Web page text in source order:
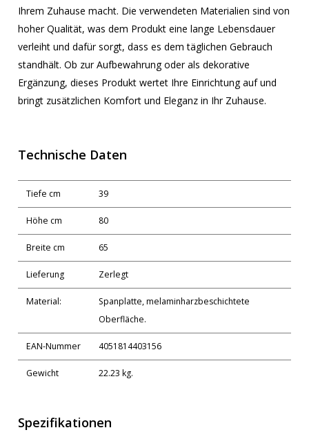
Ihrem Zuhause macht. Die verwendeten Materialien sind von
hoher Qualität, was dem Produkt eine lange Lebensdauer
verleiht und dafür sorgt, dass es dem täglichen Gebrauch
standhält. Ob zur Aufbewahrung oder als dekorative
Ergänzung, dieses Produkt wertet Ihre Einrichtung auf und
bringt zusätzlichen Komfort und Eleganz in Ihr Zuhause.
Technische Daten
Tiefe cm 39
Höhe cm 80
Breite cm 65
Lieferung Zerlegt
Material:
Spanplatte, melaminharzbeschichtete
Oberfläche.
EAN-Nummer 4051814403156
Gewicht 22.23 kg.
Spezifikationen